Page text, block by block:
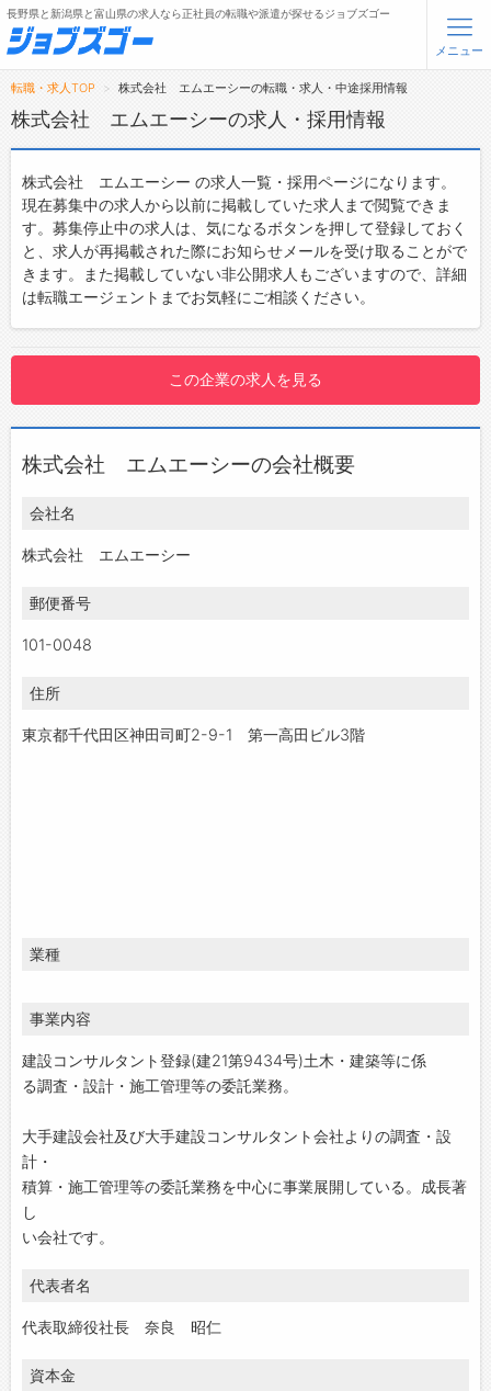
無料会員登録 ログイン
メニュー
トップ
詳細情報で求人を探す
転職支援サービスについて
転職ノウハウ(応募書類の書き方・面接対策など)
お問い合わせ
よくあるご質問
長野県と新潟県と富山県の求人なら正社員の転職や派遣が探せるジョブズゴー
メニュー
転職・求人TOP 株式会社 エムエーシーの転職・求人・中途採用情報
株式会社 エムエーシーの求人・採用情報
株式会社 エムエーシー の求人一覧・採用ページになります。
現在募集中の求人から以前に掲載していた求人まで閲覧できま
す。募集停止中の求人は、気になるボタンを押して登録しておく
と、求人が再掲載された際にお知らせメールを受け取ることがで
きます。また掲載していない非公開求人もございますので、詳細
は転職エージェントまでお気軽にご相談ください。
この企業の求人を見る
株式会社 エムエーシーの会社概要
会社名
株式会社 エムエーシー
郵便番号
101-0048
住所
東京都千代田区神田司町2-9-1 第一高田ビル3階
業種
事業内容
建設コンサルタント登録(建21第9434号)土木・建築等に係
る調査・設計・施工管理等の委託業務。
大手建設会社及び大手建設コンサルタント会社よりの調査・設
計・
積算・施工管理等の委託業務を中心に事業展開している。成長著
し
い会社です。
代表者名
代表取締役社長 奈良 昭仁
資本金